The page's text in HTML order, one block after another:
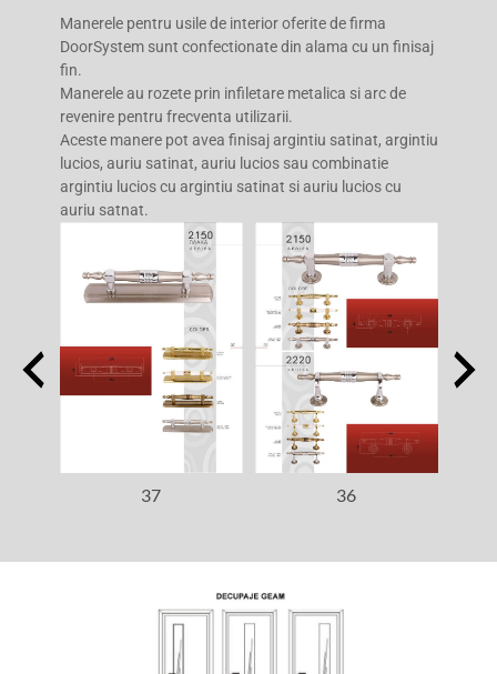
Manerele pentru usile de interior oferite de firma
DoorSystem sunt confectionate din alama cu un finisaj
fin.
Manerele au rozete prin infiletare metalica si arc de
revenire pentru frecventa utilizarii.
Aceste manere pot avea finisaj argintiu satinat, argintiu
lucios, auriu satinat, auriu lucios sau combinatie
argintiu lucios cu argintiu satinat si auriu lucios cu
auriu satnat.
37 36